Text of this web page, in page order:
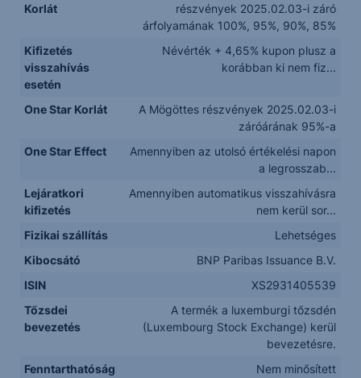
Korlát
részvények 2025.02.03-i záró
árfolyamának 100%, 95%, 90%, 85%
Kifizetés
visszahívás
esetén
Névérték + 4,65% kupon plusz a
korábban ki nem fiz...
One Star Korlát
A Mögöttes részvények 2025.02.03-i
záróárának 95%-a
One Star Effect
Amennyiben az utolsó értékelési napon
a legrosszab...
Lejáratkori
kifizetés
Amennyiben automatikus visszahívásra
nem kerül sor...
Fizikai szállítás
Lehetséges
Kibocsátó
BNP Paribas Issuance B.V.
ISIN
XS2931405539
Tőzsdei
bevezetés
A termék a luxemburgi tőzsdén
(Luxembourg Stock Exchange) kerül
bevezetésre.
Fenntarthatóság
Nem minősített